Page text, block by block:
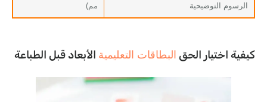
التوضيحية
اختيار الحق البطاقات التعليميةالأبعاد قبل الطباعة